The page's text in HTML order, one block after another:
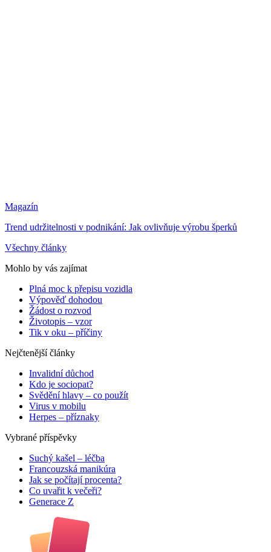
Magazín
Trend udržitelnosti v podnikání: Jak ovlivňuje výrobu šperků
Všechny články
Mohlo by vás zajímat
Plná moc k přepisu vozidla
Výpověď dohodou
Žádost o rozvod
Životopis – vzor
Tik v oku – příčiny
Nejčtenější články
Invalidní důchod
Kdo je sociopat?
Svědění hlavy – co použít
Virus v mobilu
Herpes – příznaky
Vybrané příspěvky
Suchý kašel – léčba
Francouzská manikúra
Jak se počítají procenta?
Co uvařit k večeři?
Generace Z